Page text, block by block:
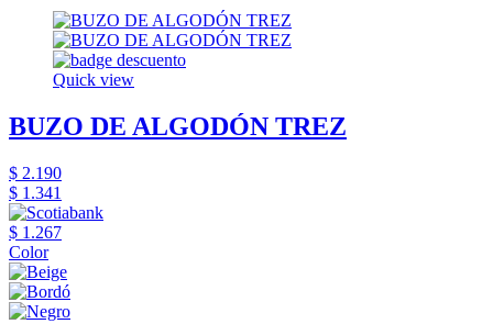
Quick view
BUZO DE ALGODÓN TREZ
$ 2.190
$ 1.341
$ 1.267
Color